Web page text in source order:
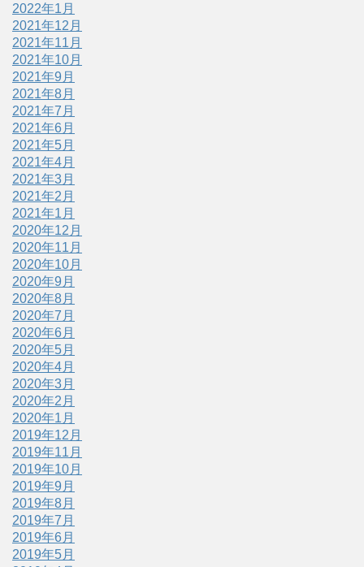
2022年1月
2021年12月
2021年11月
2021年10月
2021年9月
2021年8月
2021年7月
2021年6月
2021年5月
2021年4月
2021年3月
2021年2月
2021年1月
2020年12月
2020年11月
2020年10月
2020年9月
2020年8月
2020年7月
2020年6月
2020年5月
2020年4月
2020年3月
2020年2月
2020年1月
2019年12月
2019年11月
2019年10月
2019年9月
2019年8月
2019年7月
2019年6月
2019年5月